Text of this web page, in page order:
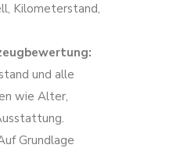
Kilometerstand,
und alle
wie Alter,
Grundlage